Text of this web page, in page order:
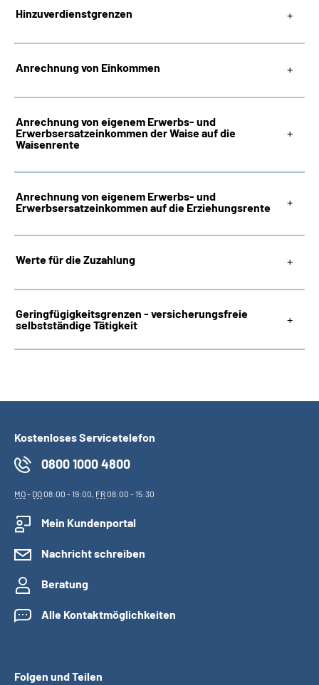
Hinzuverdienstgrenzen
Anrechnung von Einkommen
Anrechnung von eigenem Erwerbs- und
Erwerbsersatzeinkommen der Waise auf die
Waisenrente
Anrechnung von eigenem Erwerbs- und
Erwerbsersatzeinkommen auf die Erziehungsrente
Werte für die Zuzahlung
Geringfügigkeitsgrenzen - versicherungsfreie
selbstständige Tätigkeit
Kostenloses Servicetelefon
0800 1000 4800
MO- DO08:00 - 19:00, FR08:00 - 15:30
Mein Kundenportal
Nachricht schreiben
Beratung
Alle Kontaktmöglichkeiten
Folgen und Teilen